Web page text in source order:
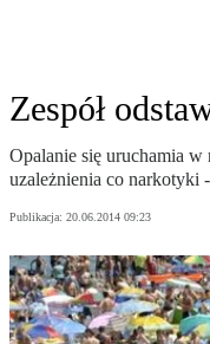
Zespół
Opalanie się uruchamia w
uzależnienia co narkotyki
Publikacja: 20.06.2014 09:23